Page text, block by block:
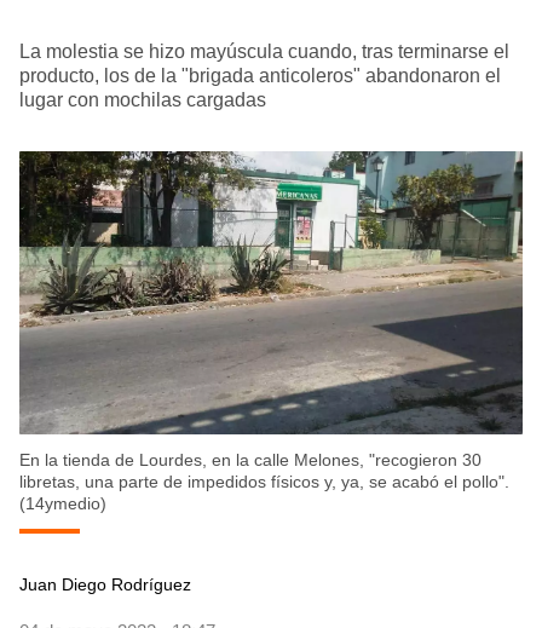
La molestia se hizo mayúscula cuando, tras terminarse el
producto, los de la "brigada anticoleros" abandonaron el
lugar con mochilas cargadas
En la tienda de Lourdes, en la calle Melones, "recogieron 30
libretas, una parte de impedidos físicos y, ya, se acabó el pollo".
(14ymedio)
Juan Diego Rodríguez